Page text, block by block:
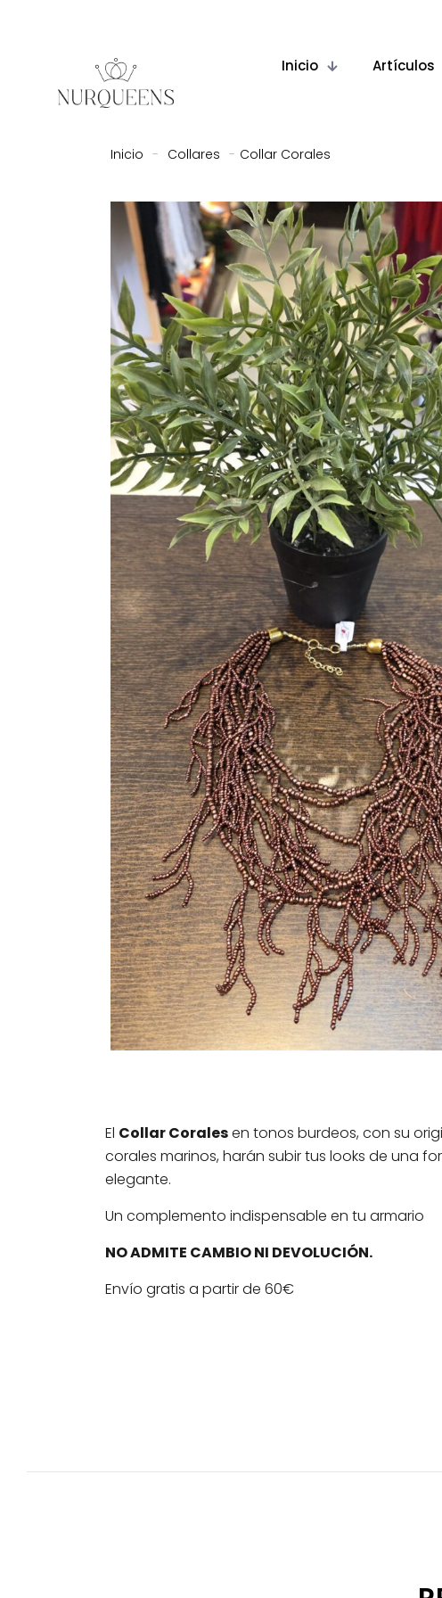
Inicio Artículos
Inicio - Collares - Collar Corales
El Collar Coralesen tonos burdeos, con su
corales marinos, harán subir tus looks de una
elegante.
Un complemento indispensable en tu armario
NO ADMITE CAMBIO NI DEVOLUCIÓN.
Envío gratis a partir de 60€